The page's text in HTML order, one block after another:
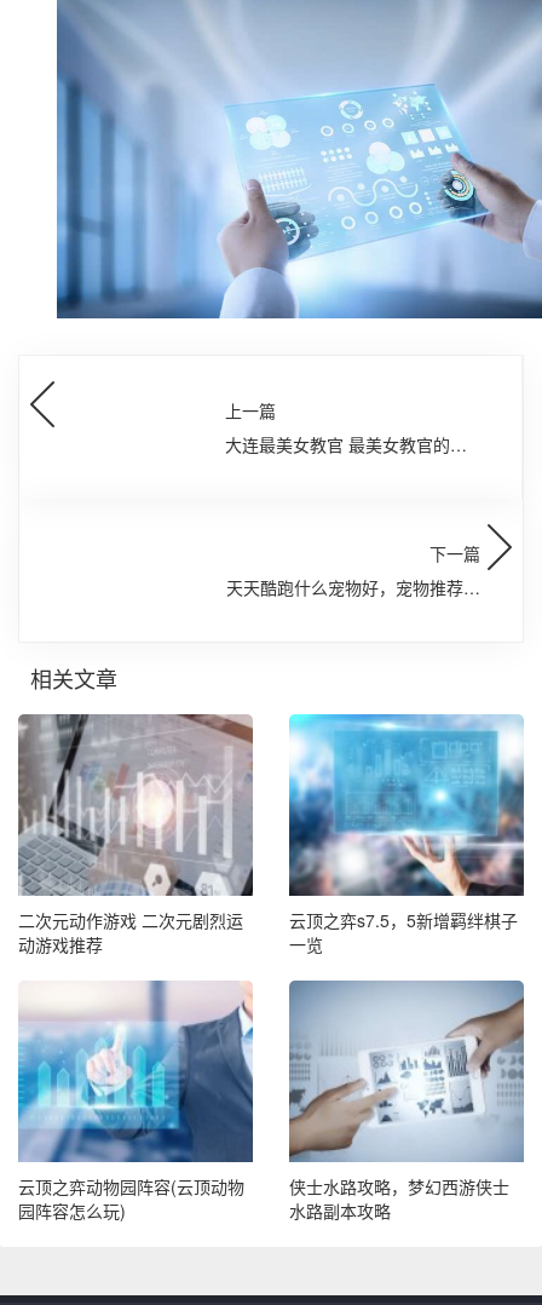
上一篇
大连最美女教官 最美女教官的人
下一篇
天天酷跑什么宠物好，宠物推荐排
相关文章
二次元动作游戏 二次元剧烈运
动游戏推荐
云顶之弈s7.5，5新增羁绊棋子
一览
云顶之弈动物园阵容(云顶动物
园阵容怎么玩)
侠士水路攻略，梦幻西游侠士
水路副本攻略